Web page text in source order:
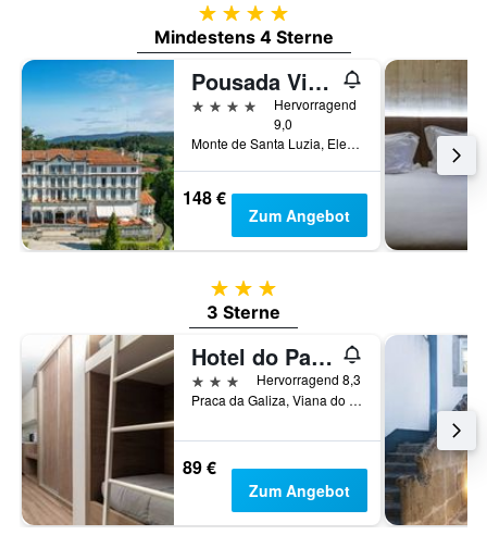
4 Sterne
Mindestens 4 Sterne
Pousada Viana do Castelo
4 Sterne
Hervorragend
9,0
Monte de Santa Luzia, Elevador de Santa Luzia 4 4900, Viana do Castelo, Distrikt Viana do Castelo, Portugal
148 €
Zum Angebot
3 Sterne
3 Sterne
Hotel do Parque
3 Sterne
Hervorragend 8,3
Praca da Galiza, Viana do Castelo, Distrikt Viana do Castelo, Portugal
89 €
Zum Angebot